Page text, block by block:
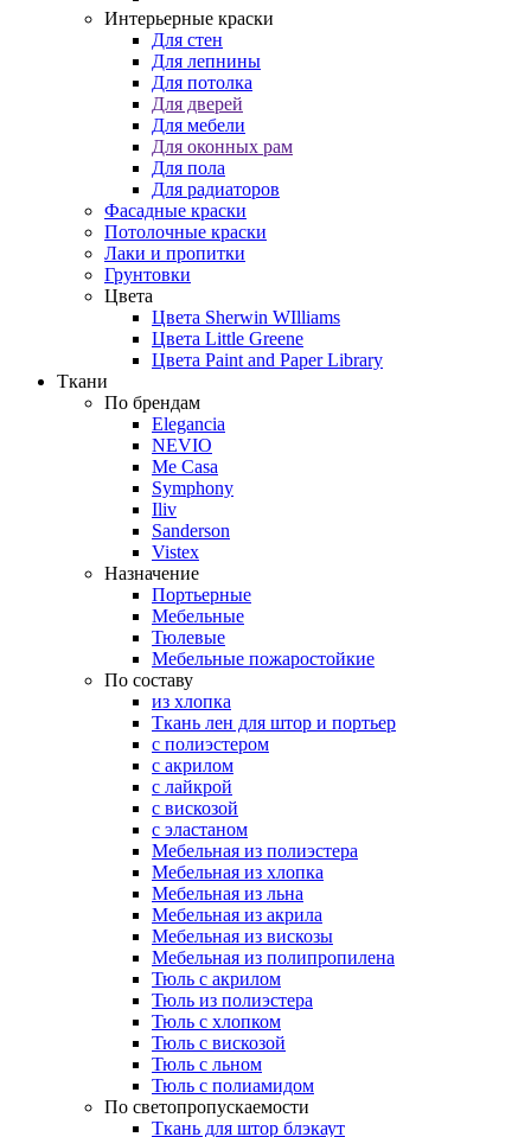
Интерьерные краски
Для стен
Для лепнины
Для потолка
Для дверей
Для мебели
Для оконных рам
Для пола
Для радиаторов
Фасадные краски
Потолочные краски
Лаки и пропитки
Грунтовки
Цвета
Цвета Sherwin WIlliams
Цвета Little Greene
Цвета Paint and Paper Library
Ткани
По брендам
Elegancia
NEVIO
Me Casa
Symphony
Iliv
Sanderson
Vistex
Назначение
Портьерные
Мебельные
Тюлевые
Мебельные пожаростойкие
По составу
из хлопка
Ткань лен для штор и портьер
с полиэстером
с акрилом
с лайкрой
с вискозой
с эластаном
Мебельная из полиэстера
Мебельная из хлопка
Мебельная из льна
Мебельная из акрила
Мебельная из вискозы
Мебельная из полипропилена
Тюль с акрилом
Тюль из полиэстера
Тюль с хлопком
Тюль с вискозой
Тюль с льном
Тюль с полиамидом
По светопропускаемости
Ткань для штор блэкаут